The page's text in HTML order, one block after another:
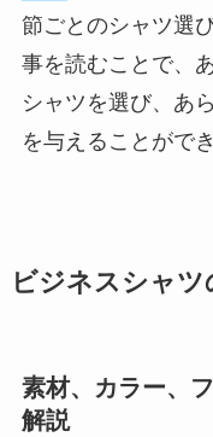
節ごとのシャツ選
事を読むことで、
シャツを選び、あ
を与えることがで
ビジネスシャツ
素材、カラー、
解説